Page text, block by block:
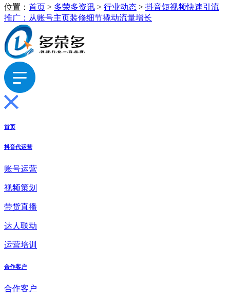
位置： 首页 > 多荣多资讯 > 行业动态 > 抖音短视频快速引流
推广：从账号主页装修细节撬动流量增长
首页
抖音代运营
账号运营
视频策划
带货直播
达人联动
运营培训
合作客户
合作客户